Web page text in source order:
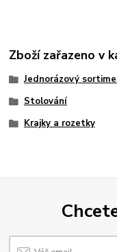
Zboží zařazeno v
Jednorázový
Stolování
Krajky a rozetky